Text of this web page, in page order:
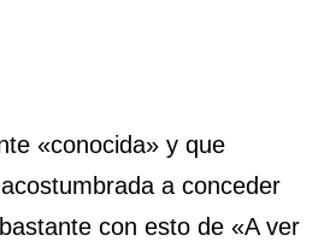
«conocida» y que
a conceder
con esto de «A ver